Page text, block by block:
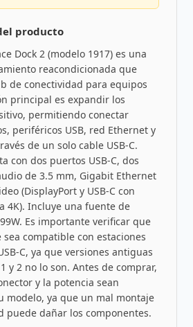
producto
Dock 2 (modelo 1917) es una
reacondicionada que
de conectividad para equipos
principal es expandir los
permitiendo conectar
periféricos USB, red Ethernet y
de un solo cable USB-C.
con dos puertos USB-C, dos
de 3.5 mm, Gigabit Ethernet
(DisplayPort y USB-C con
4K). Incluye una fuente de
Es importante verificar que
compatible con estaciones
C, ya que versiones antiguas
y 2 no lo son. Antes de comprar,
y la potencia sean
modelo, ya que un mal montaje
puede dañar los componentes.